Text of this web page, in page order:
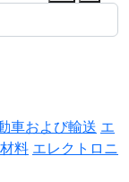
車および輸送 エ
料 エレクトロニ